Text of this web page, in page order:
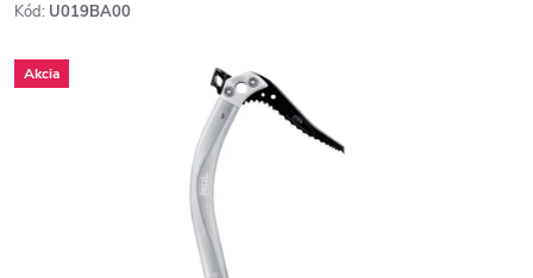
Kód: U019BA00
Akcia